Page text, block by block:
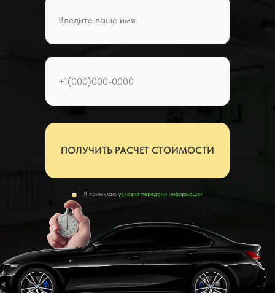
ПОЛУЧИТЬ РАСЧЕТ СТОИМОСТИ
Я принимаю условия передачи информации